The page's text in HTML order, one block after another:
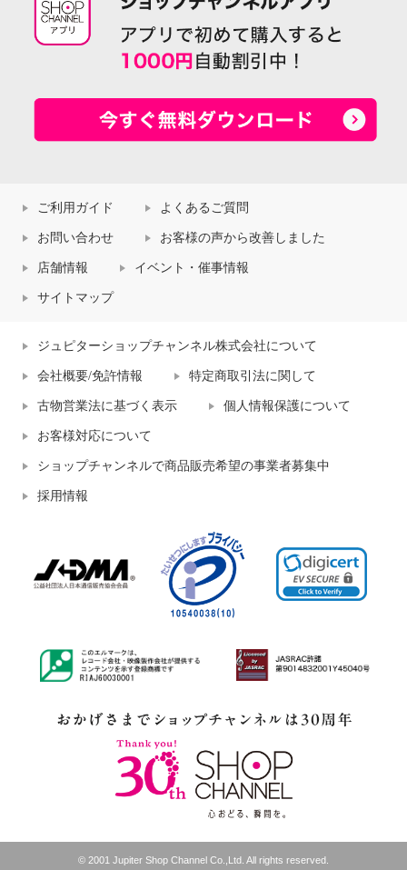
ご利用ガイド よくあるご質問
お問い合わせ お客様の声から改善しました
店舗情報 イベント・催事情報
サイトマップ
ジュピターショップチャンネル株式会社について
会社概要/免許情報 特定商取引法に関して
古物営業法に基づく表示 個人情報保護について
お客様対応について
ショップチャンネルで商品販売希望の事業者募集中
採用情報
© 2001 Jupiter Shop Channel Co.,Ltd. All rights reserved.